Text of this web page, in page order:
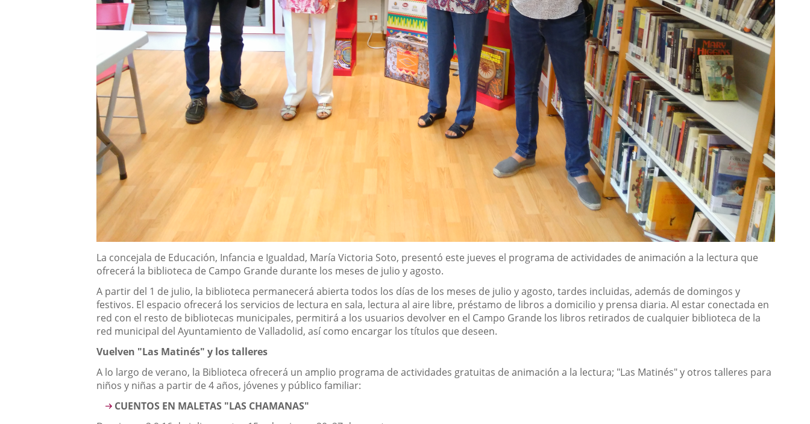
Descripción
La concejala de Educación, Infancia e Igualdad, María Victoria Soto, presentó este jueves el programa de actividades de animación a la lectura que
ofrecerá la biblioteca de Campo Grande durante los meses de julio y agosto.
A partir del 1 de julio, la biblioteca permanecerá abierta todos los días de los meses de julio y agosto, tardes incluidas, además de domingos y
festivos. El espacio ofrecerá los servicios de lectura en sala, lectura al aire libre, préstamo de libros a domicilio y prensa diaria. Al estar conectada en
red con el resto de bibliotecas municipales, permitirá a los usuarios devolver en el Campo Grande los libros retirados de cualquier biblioteca de la
red municipal del Ayuntamiento de Valladolid, así como encargar los títulos que deseen.
Vuelven "Las Matinés" y los talleres
A lo largo de verano, la Biblioteca ofrecerá un amplio programa de actividades gratuitas de animación a la lectura; "Las Matinés" y otros talleres para
niños y niñas a partir de 4 años, jóvenes y público familiar:
CUENTOS EN MALETAS "LAS CHAMANAS"